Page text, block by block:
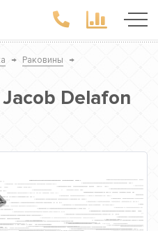
→ Раковины →
Delafon